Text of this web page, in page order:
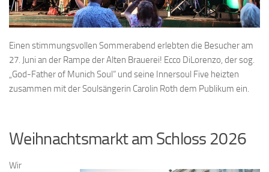
Einen stimmungsvollen Sommerabend erlebten die Besucher am
27. Juni an der Rampe der Alten Brauerei! Ecco DiLorenzo, der sog.
„God-Father of Munich Soul“ und seine Innersoul Five heizten
zusammen mit der Soulsängerin Carolin Roth dem Publikum ein.
Weihnachtsmarkt am Schloss 2026
Wir